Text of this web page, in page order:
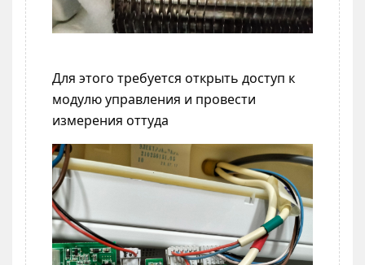
Для этого требуется открыть доступ к
модулю управления и провести
измерения оттуда